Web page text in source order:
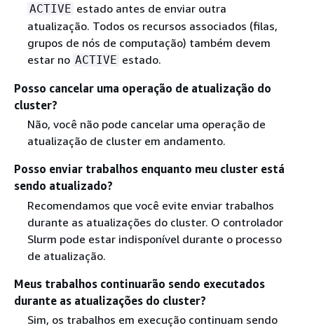
ACTIVE estado antes de enviar outra
atualização. Todos os recursos associados (filas,
grupos de nós de computação) também devem
estar no ACTIVE estado.
Posso cancelar uma operação de atualização do
cluster?
Não, você não pode cancelar uma operação de
atualização de cluster em andamento.
Posso enviar trabalhos enquanto meu cluster está
sendo atualizado?
Recomendamos que você evite enviar trabalhos
durante as atualizações do cluster. O controlador
Slurm pode estar indisponível durante o processo
de atualização.
Meus trabalhos continuarão sendo executados
durante as atualizações do cluster?
Sim, os trabalhos em execução continuam sendo